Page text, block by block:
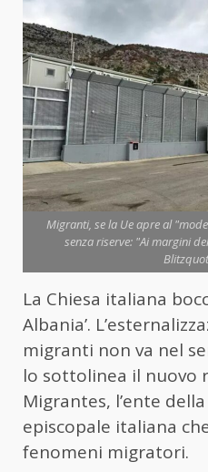
Migranti, se la Ue apre al
senza riserve: "Ai margini
La Chiesa italiana
Albania’.
migranti non va nel
lo sottolinea il nuovo
Migrantes, l’ente
episcopale italiana
fenomeni migratori.